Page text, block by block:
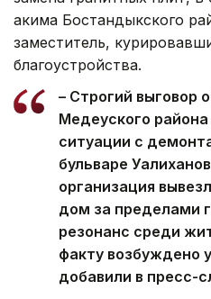
акима Бостандыкского
заместитель,
благоустройства.
– Строгий выговор
Медеуского
ситуации с
бульваре
организация
дом за пределами
резонанс среди
факту возбуждено
добавили в пресс-